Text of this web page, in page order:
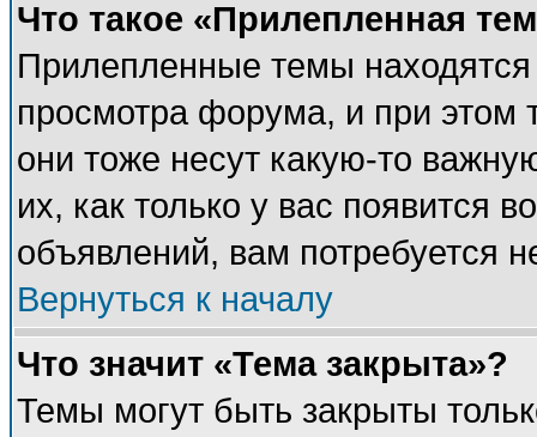
Что такое «Прилепленная
Прилепленные темы
просмотра форума, и при этом
они тоже несут какую-то
их, как только у вас появится
объявлений, вам потребуется
Вернуться к началу
Что значит «Тема закрыта»?
Темы могут быть закрыты